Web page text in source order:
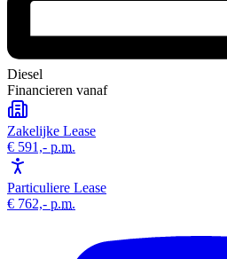
Diesel
Financieren vanaf
Zakelijke Lease
€ 591,- p.m.
Particuliere Lease
€ 762,- p.m.